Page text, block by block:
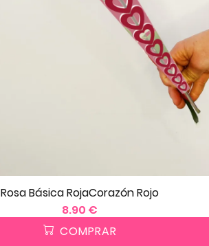
Rosa Básica RojaCorazón Rojo
8.90 €
COMPRAR